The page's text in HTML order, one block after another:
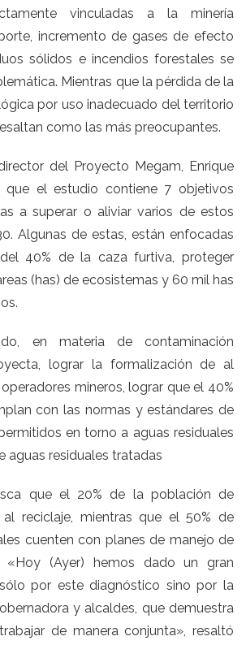
vinculadas a la minería
incremento de gases de efecto
sólidos e incendios forestales se
Mientras que la pérdida de la
por uso inadecuado del territorio
como las más preocupantes.
del Proyecto Megam, Enrique
que el estudio contiene 7 objetivos
a superar o aliviar varios de estos
Algunas de estas, están enfocadas
40% de la caza furtiva, proteger
(has) de ecosistemas y 60 mil has
en materia de contaminación
lograr la formalización de al
mineros, lograr que el 40%
con las normas y estándares de
en torno a aguas residuales
aguas residuales tratadas
que el 20% de la población de
reciclaje, mientras que el 50% de
cuenten con planes de manejo de
«Hoy (Ayer) hemos dado un gran
por este diagnóstico sino por la
y alcaldes, que demuestra
de manera conjunta», resaltó